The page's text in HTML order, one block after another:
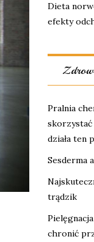
Dieta
efekty
Pralnia
działa ten
Sesderma
trądzik
chronić